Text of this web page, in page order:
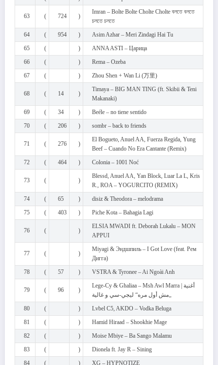
63 ( 724 )
Imran – Bolte Bolte Cholte Cholte বলতে বলতে
চলতে চলতে
64
( 954 )
Asim Azhar – Meri Zindagi Hai Tu
65
( )
ANNA ASTI – Царица
66
( )
Rema – Ozeba
67
( ) Zhou Shen + Wan Li (万里)
68 ( 14 )
Timaya – BIG MAN TING (ft. Skibii & Teni
Makanaki)
69
( 34 )
Beéle – no tiene sentido
70
( 206 ) sombr – back to friends
71 ( 276 )
El Bogueto, Anuel AA, Fuerza Regida, Yung
Beef – Cuando No Era Cantante (Remix)
72
( 464 ) Colonia – 1001 Noć
73 ( )
Blessd, Anuel AA, Yan Block, Luar La L, Kris
R., ROA – YOGURCITO (REMIX)
74
( 65 )
disiz & Theodora – melodrama
75
( 403 ) Piche Kota – Bahagia Lagi
76 ( )
ELSIA MWADI ft. Deborah Lukalu – MON
APPUI
77 ( )
Miyagi & Эндшпиль – I Got Love (feat. Рем
Дигга)
78
( 57 ) VSTRA & Tyronee – Ai Ngoài Anh
79 ( 96 )
Lege-Cy & Ghaliaa – Msh Awl Marra | أغنية
„مش أول مره“ ليجي-سي و غالية
80
( )
Lvbel C5, AKDO – Vodka Beluga
81
( )
Hamid Hiraad – Shookhie Mage
82
( )
Moise Mbiye – Ba Sango Malamu
83
( )
Dionela ft. Jay R – Sining
84
( ) XG – HYPNOTIZE